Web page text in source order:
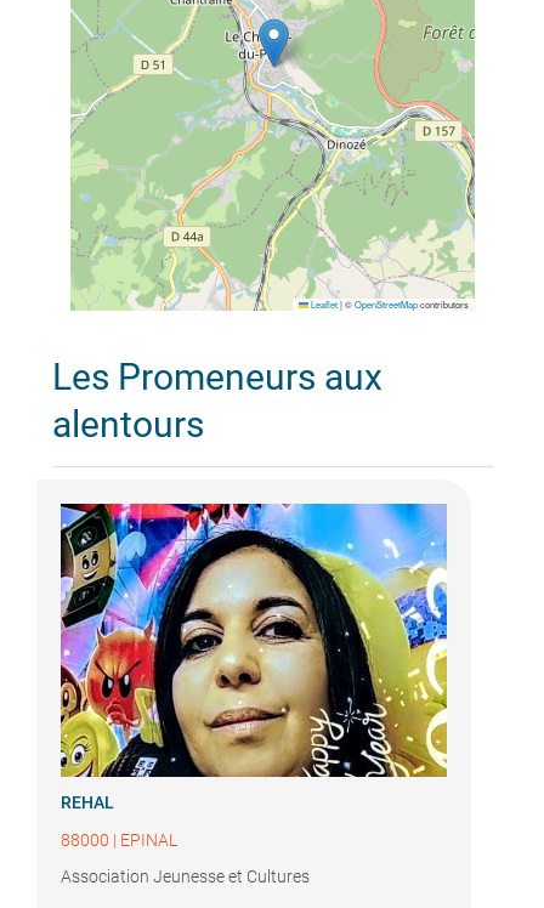
Leaflet |©OpenStreetMapcontributors
Les Promeneurs aux
alentours
REHAL
88000 | EPINAL
Association Jeunesse et Cultures